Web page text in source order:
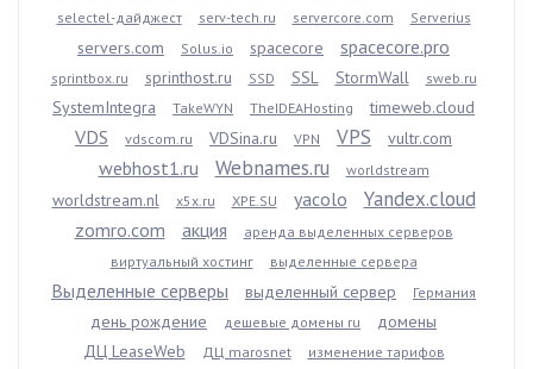
selectel-дайджест serv-tech.ru servercore.com Serverius
servers.com Solus.io spacecore spacecore.pro
sprintbox.ru sprinthost.ru SSD SSL StormWall sweb.ru
SystemIntegra TakeWYN TheIDEAHosting timeweb.cloud
VDS vdscom.ru VDSina.ru VPN VPS vultr.com
webhost1.ru Webnames.ru worldstream
worldstream.nl x5x.ru XPE.SU yacolo Yandex.cloud
zomro.com акция
аренда выделенных серверов
виртуальный хостинг
выделенные сервера
Выделенные серверы выделенный сервер Германия
день рождение дешевые домены ru
домены
ДЦ LeaseWeb
ДЦ marosnet
изменение тарифов